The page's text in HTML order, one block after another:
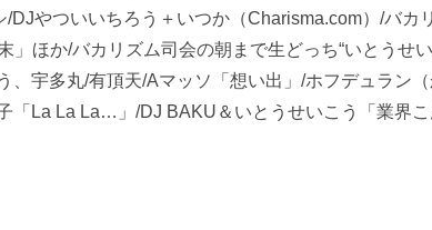
やついいちろう＋いつか（Charisma.com）/バカ
ほか/バカリズム司会の朝まで生どっち“いとうせ
宇多丸/有頂天/Aマッソ「想い出」/ホフデュラン
La La La…」/DJ BAKU＆いとうせいこう「業界